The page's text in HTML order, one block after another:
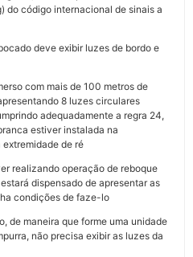
do código internacional de sinais a
deve exibir luzes de bordo e
com mais de 100 metros de
8 luzes circulares
adequadamente a regra 24,
estiver instalada na
de ré
realizando operação de reboque
dispensado de apresentar as
condições de faze-lo
de maneira que forme uma unidade
não precisa exibir as luzes da